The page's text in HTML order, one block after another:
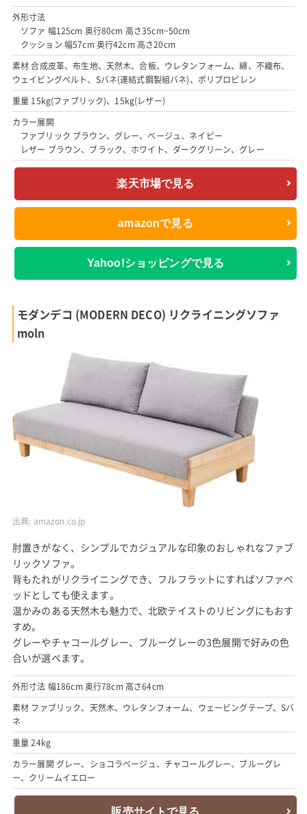
外形寸法
ソファ 幅125cm 奥行80cm 高さ35cm~50cm
クッション 幅57cm 奥行42cm 高さ20cm
素材 合成皮革、布生地、天然木、合板、ウレタンフォーム、綿、不織布、
ウェイビングベルト、Sバネ(連結式鋼製組バネ)、ポリプロピレン
重量 15kg(ファブリック)、15kg(レザー)
カラー展開
ファブリック ブラウン、グレー、ベージュ、ネイビー
レザー ブラウン、ブラック、ホワイト、ダークグリーン、グレー
楽天市場で見る
amazonで見る
Yahoo!ショッピングで見る
モダンデコ (MODERN DECO) リクライニングソファ
moln
出典: amazon.co.jp
肘置きがなく、シンプルでカジュアルな印象のおしゃれなファブ
リックソファ。
背もたれがリクライニングでき、フルフラットにすればソファベ
ッドとしても使えます。
温かみのある天然木も魅力で、北欧テイストのリビングにもおす
すめ。
グレーやチャコールグレー、ブルーグレーの3色展開で好みの色
合いが選べます。
外形寸法 幅186cm 奥行78cm 高さ64cm
素材 ファブリック、天然木、ウレタンフォーム、ウェービングテープ、Sバ
ネ
重量 24kg
カラー展開 グレー、ショコラベージュ、チャコールグレー、ブルーグレ
ー、クリームイエロー
販売サイトで見る